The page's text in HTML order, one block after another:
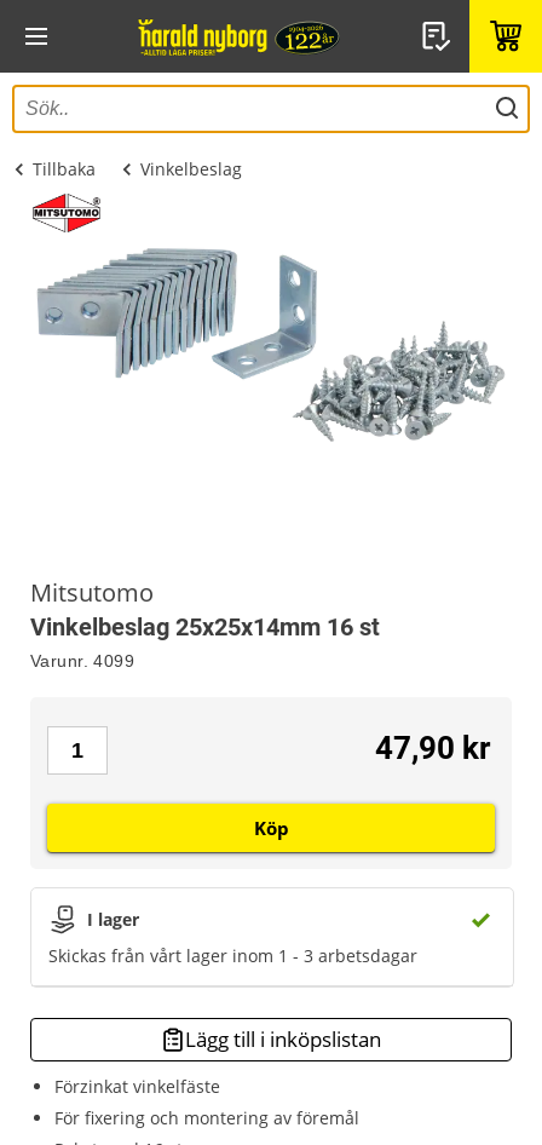
Tillbaka Vinkelbeslag
Mitsutomo
Vinkelbeslag 25x25x14mm 16 st
Varunr. 4099
Förzinkat vinkelfäste
För fixering och montering av föremål
I lager
Skickas från vårt lager inom 1 - 3 arbetsdagar
47,90 kr
Köp
Lägg till i inköpslistan